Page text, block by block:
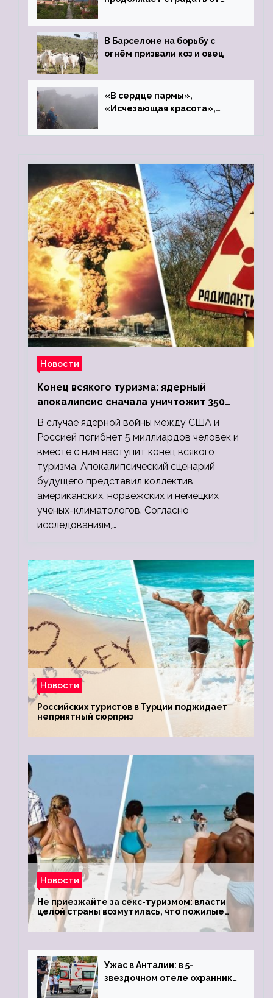
В Барселоне на борьбу с
огнём призвали коз и овец
«В сердце пармы»,
«Исчезающая красота»,
Новости
Конец всякого туризма: ядерный
апокалипсис сначала уничтожит 350
миллионов, а потом 5 миллиардов
людей
В случае ядерной войны между США и
Россией погибнет 5 миллиардов человек и
вместе с ним наступит конец всякого
туризма. Апокалипсический сценарий
будущего представил коллектив
американских, норвежских и немецких
ученых-климатологов. Согласно
исследованиям,…
Новости
Российских туристов в Турции поджидает
неприятный сюрприз
Новости
Не приезжайте за секс-туризмом: власти
целой страны возмутилась, что пожилые
туристки массово едут к ним, чтобы
обзавестись молодыми любовниками
Ужас в Анталии: в 5-
звездочном отеле охранник